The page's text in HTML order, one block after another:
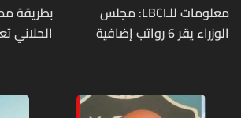
معلومات للـLBCI: مجلس
الوزراء يقر 6 رواتب إضافية
منذ آذار
بطريقة
الحلاني